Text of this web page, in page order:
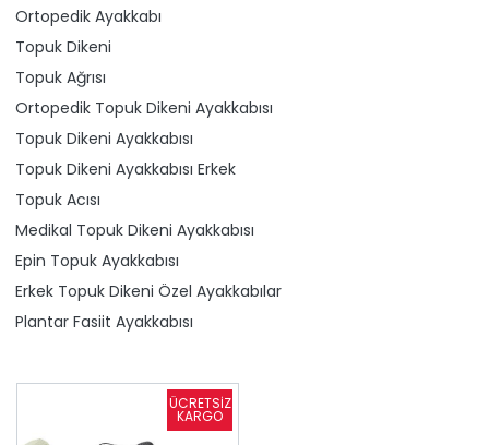
Ortopedik Ayakkabı
Topuk Dikeni
Topuk Ağrısı
Ortopedik Topuk Dikeni Ayakkabısı
Topuk Dikeni Ayakkabısı
Topuk Dikeni Ayakkabısı Erkek
Topuk Acısı
Medikal Topuk Dikeni Ayakkabısı
Epin Topuk Ayakkabısı
Erkek Topuk Dikeni Özel Ayakkabılar
Plantar Fasiit Ayakkabısı